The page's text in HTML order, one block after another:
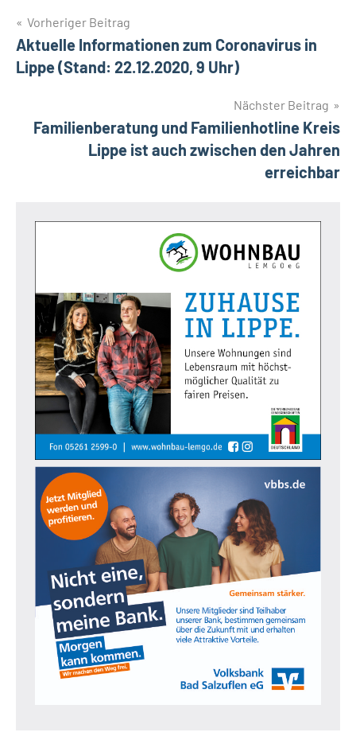
Beitragsnavigation
Vorheriger Beitrag
Aktuelle Informationen zum Coronavirus in
Lippe (Stand: 22.12.2020, 9 Uhr)
Nächster Beitrag
Familienberatung und Familienhotline Kreis
Lippe ist auch zwischen den Jahren
erreichbar